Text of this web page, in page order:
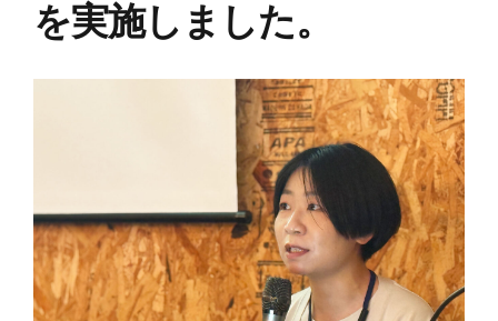
を実施しました。